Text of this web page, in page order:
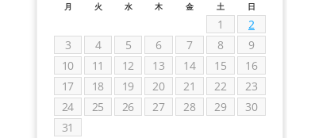
月 火 水 木 金 土 日
1
2
3
4 5 6 7 8
9
10
11 12 13 14 15
16
17
18 19 20 21 22
23
24
25 26 27 28 29
30
31